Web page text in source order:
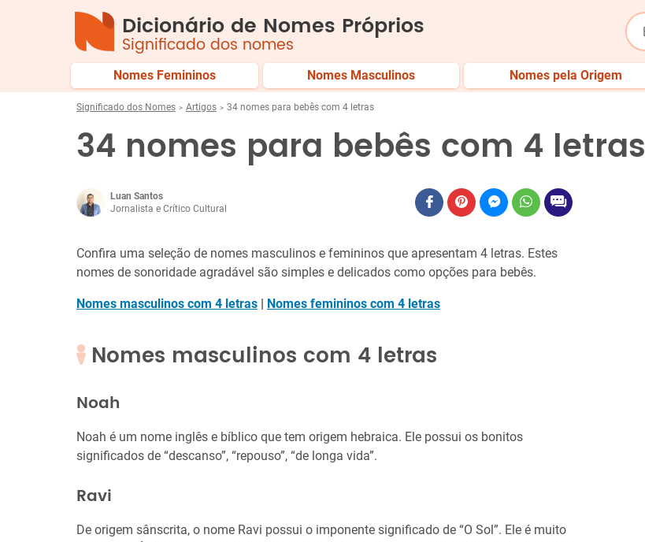
Dicionário de Nomes Próprios
Significado dos nomes
Nomes Femininos Nomes Masculinos Nomes pela Origem
Significado dos Nomes Artigos 34 nomes para bebês com 4 letras
34 nomes para bebês com 4 letras
Luan Santos
Jornalista e Crítico Cultural
Confira uma seleção de nomes masculinos e femininos que apresentam 4 letras. Estes
nomes de sonoridade agradável são simples e delicados como opções para bebês.
Nomes masculinos com 4 letras | Nomes femininos com 4 letras
Nomes masculinos com 4 letras
Noah
Noah é um nome inglês e bíblico que tem origem hebraica. Ele possui os bonitos
significados de “descanso”, “repouso”, “de longa vida”.
Ravi
De origem sânscrita, o nome Ravi possui o imponente significado de “O Sol”. Ele é muito